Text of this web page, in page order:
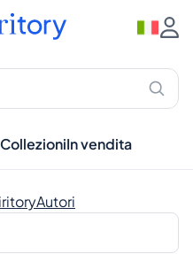
CollezioniIn vendita
Autori